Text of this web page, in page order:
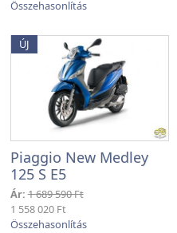
ÚJ
Piaggio New Medley
125 S E5
Ár:1 689 590 Ft
1 558 020 Ft